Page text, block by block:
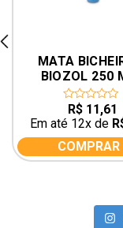
MATA
BIOZOL 250
out
of
5
R$11,61
Em até 12x de
COMPRAR